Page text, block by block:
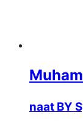
naat BY